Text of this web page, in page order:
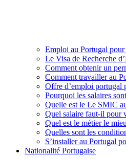
Emploi au Portugal
Le Visa de Recherche
Comment obtenir un
Comment travailler au
Offre d’emploi portugal
Pourquoi les salaires
Quelle est le Le SMIC
Quel salaire faut-il pour
Quel est le métier le
Quelles sont les
S’installer au Portugal
Nationalité Portugaise